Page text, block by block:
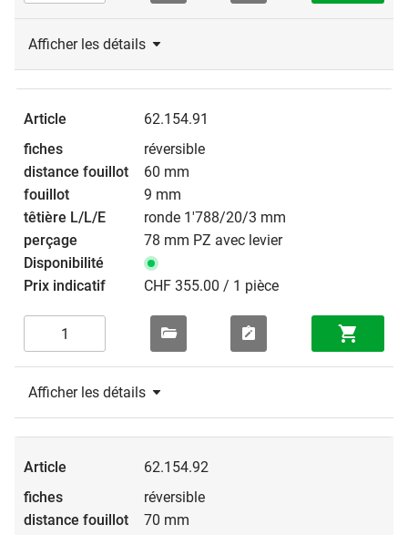
Afficher les détails
62.154.91
réversible
60 mm
9 mm
ronde 1'788/20/3 mm
78 mm PZ avec levier
CHF 355.00 / 1 pièce
Afficher les détails
62.154.92
réversible
70 mm